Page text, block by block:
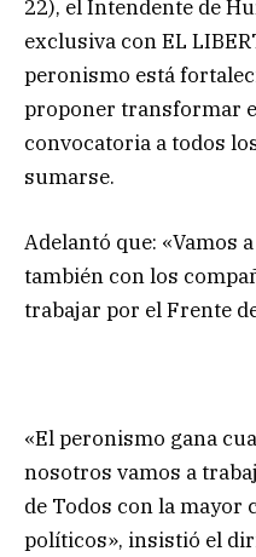
22), el Intendente de
exclusiva con EL
peronismo está
proponer transformar
convocatoria a todos
sumarse.
Adelantó que: «Vamos
también con los
trabajar por el Frente
«El peronismo gana
nosotros vamos a
de Todos con la mayor
políticos», insistió el